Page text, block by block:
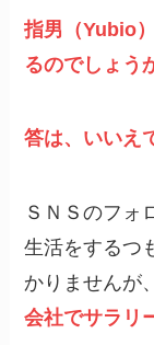
指男（Yubio
るのでしょう
答は、いいえ
ＳＮＳのフォ
生活をするつ
かりませんが
会社でサラリ